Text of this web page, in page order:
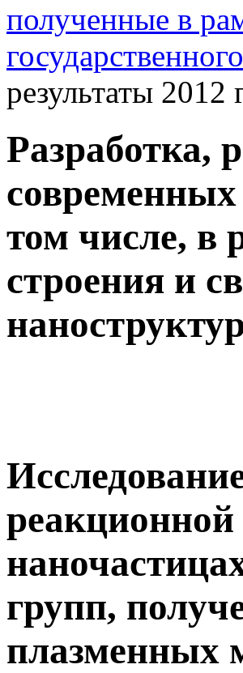
полученные в
результаты 2012
Разработка,
том числе, в
строения и
групп,
плазменных